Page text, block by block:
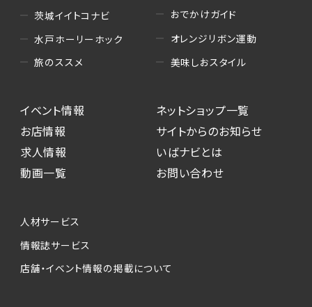
茨城イイトコナビ
水戸ホーリーホック
旅のススメ
おでかけガイド
オレンジリボン運動
美味しおスタイル
イベント情報
お店情報
求人情報
動画一覧
ネットショップ一覧
サイトからのお知らせ
いばナビとは
お問い合わせ
人材サービス
情報誌サービス
店舗・イベント情報の掲載について